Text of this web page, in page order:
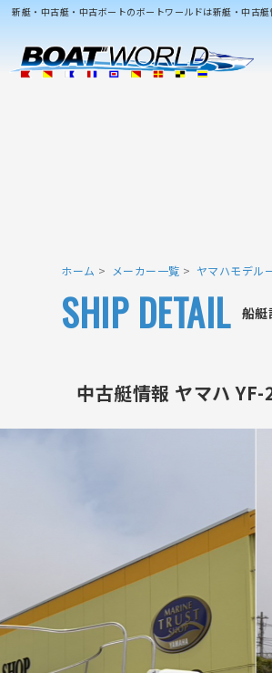
新艇・中古艇・中古ボートのボートワールドは新艇・中古
ホーム メーカー一覧 ヤマハモデル
船艇
SHIP DETAIL
中古艇情報 ヤマハ YF-